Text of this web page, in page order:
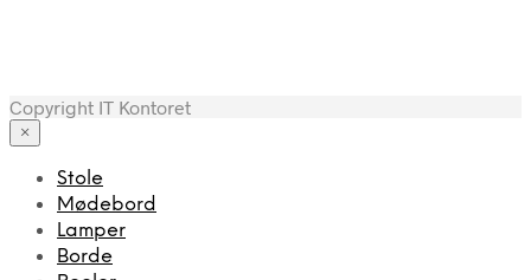
Copyright IT Kontoret
×
Stole
Mødebord
Lamper
Borde